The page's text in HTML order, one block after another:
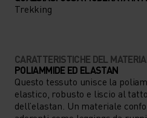
Trekking
CARATTERISTICHE DEL
POLIAMMIDE ED ELASTAN
Questo tessuto unisce la
elastico, robusto e liscio al
dell’elastan. Un materiale